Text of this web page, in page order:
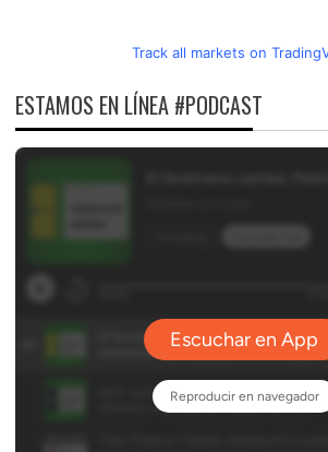
Track all markets on
ESTAMOS EN LÍNEA #PODCAST